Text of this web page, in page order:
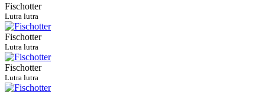
Fischotter
Lutra lutra
Fischotter
Lutra lutra
Fischotter
Lutra lutra